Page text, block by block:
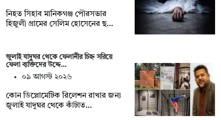
নিহত সিহাব মানিকগঞ্জ পৌরসভার
হিজুলী গ্রামের সেলিম হোসেনের ছ…
জুলাই যাদুঘর থেকে ফেলানীর চিহ্ন সরিয়ে
ফেলা ব্যক্তিদের উদ্দে…
০৯ আগস্ট ২০২৬
কোন ডিপ্লোমেটিক রিলেশন রাখার জন‍্য
জুলাই যাদুঘর থেকে কাঁটাত…